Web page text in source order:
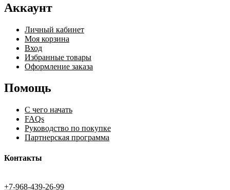
Аккаунт
Личный кабинет
Моя корзина
Вход
Избранные товары
Оформление заказа
Помощь
С чего начать
FAQs
Руководство по покупке
Партнерская программа
Контакты
+7-968-439-26-99